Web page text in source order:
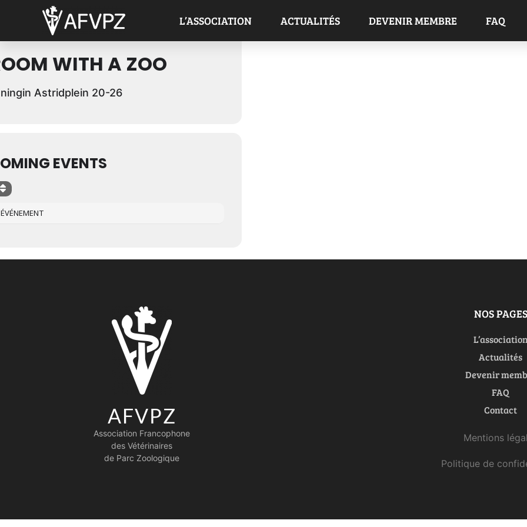
L’ASSOCIATION ACTUALITÉS DEVENIR MEMBRE FAQ
à cet endroit
WITH A ZOO
Astridplein 20-26
EVENTS
AFVPZ
Association Francophone
des Vétérinaires
de Parc Zoologique
NOS PAGES
L’association
Actualités
Devenir
FAQ
Contact
Mentions
Politique de